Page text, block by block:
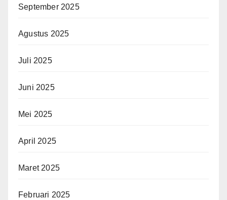
September 2025
Agustus 2025
Juli 2025
Juni 2025
Mei 2025
April 2025
Maret 2025
Februari 2025